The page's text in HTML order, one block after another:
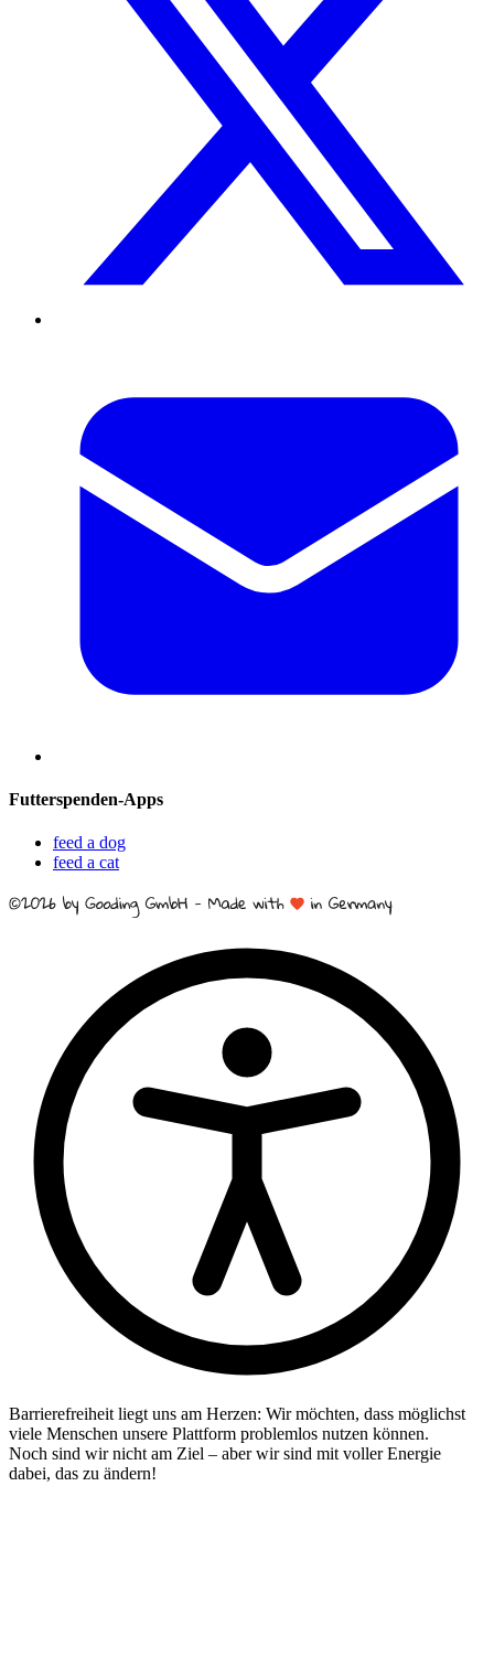
Futterspenden-Apps
feed a dog
feed a cat
Barrierefreiheit liegt uns am Herzen: Wir möchten, dass möglichst
viele Menschen unsere Plattform problemlos nutzen können.
Noch sind wir nicht am Ziel – aber wir sind mit voller Energie
dabei, das zu ändern!